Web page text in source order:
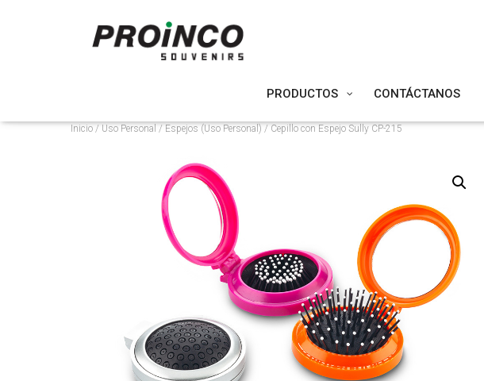
PRODUCTOS CONTÁCTANOS
Inicio/ Uso Personal / Espejos (Uso Personal) / Cepillo con Espejo Sully CP-215